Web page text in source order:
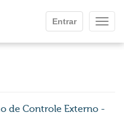
Entrar
de Controle Externo -